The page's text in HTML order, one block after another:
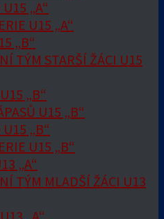
„A“
U15 „A“
„B“
TÝM STARŠÍ ŽÁCI U15
„B“
U15 „B“
„B“
U15 „B“
„A“
TÝM MLADŠÍ ŽÁCI U13